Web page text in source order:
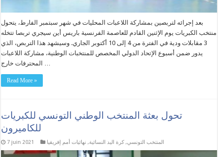
بعد إجرائه لتربصين بمشاركة اللاعبات المحليات في شهر سبتمبر الفارط، يتحول
منتخب الكبريات يوم الإثنين القادم للعاصمة الفرنسية باريس أين سيجري تربصا تتخله
3 مقابلات ودية في الفترة من 4 إلى 10 أكتوبر الجاري. وسيشهد هذا التربص، الذي
يدور ضمن أسبوع الإتحاد الدولي المخصص للمنتخبات الوطنية، مشاركة اللاعبات
المحترفات خارج …
Read More »
تحول بعثة المنتخب الوطني التونسي للكبريات
للكاميرون
7 juin 2021 المنتخب التونسي, كرة اليد النسائية, نهائيات أمم إفريقيا